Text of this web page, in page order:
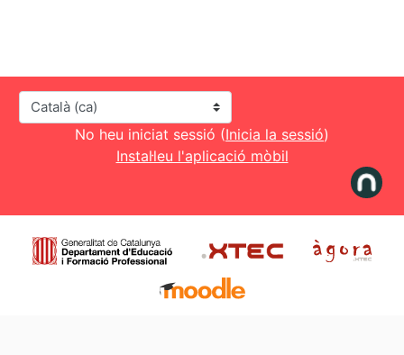
Idioma
No heu iniciat sessió (Inicia la sessió)
Instal·leu l'aplicació mòbil